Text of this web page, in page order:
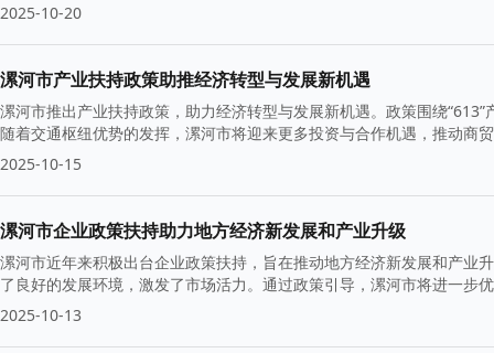
2025-10-20
漯河市产业扶持政策助推经济转型与发展新机遇
漯河市推出产业扶持政策，助力经济转型与发展新机遇。政策围绕
随着交通枢纽优势的发挥，漯河市将迎来更多投资与合作机遇，推动商
2025-10-15
漯河市企业政策扶持助力地方经济新发展和产业升级
漯河市近年来积极出台企业政策扶持，旨在推动地方经济新发展和产业
了良好的发展环境，激发了市场活力。通过政策引导，漯河市将进一步
2025-10-13